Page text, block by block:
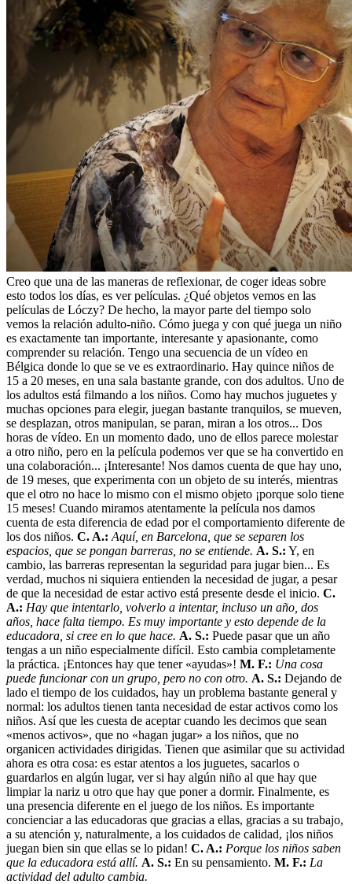
Creo que una de las maneras de reflexionar, de coger ideas sobre
esto todos los días, es ver películas. ¿Qué objetos vemos en las
películas de Lóczy? De hecho, la mayor parte del tiempo solo
vemos la relación adulto-niño. Cómo juega y con qué juega un niño
es exactamente tan importante, interesante y apasionante, como
comprender su relación. Tengo una secuencia de un vídeo en
Bélgica donde lo que se ve es extraordinario. Hay quince niños de
15 a 20 meses, en una sala bastante grande, con dos adultos. Uno de
los adultos está filmando a los niños. Como hay muchos juguetes y
muchas opciones para elegir, juegan bastante tranquilos, se mueven,
se desplazan, otros manipulan, se paran, miran a los otros... Dos
horas de vídeo. En un momento dado, uno de ellos parece molestar
a otro niño, pero en la película podemos ver que se ha convertido en
una colaboración... ¡Interesante! Nos damos cuenta de que hay uno,
de 19 meses, que experimenta con un objeto de su interés, mientras
que el otro no hace lo mismo con el mismo objeto ¡porque solo tiene
15 meses! Cuando miramos atentamente la película nos damos
cuenta de esta diferencia de edad por el comportamiento diferente de
los dos niños. C. A.: Aquí, en Barcelona, que se separen los
espacios, que se pongan barreras, no se entiende. A. S.: Y, en
cambio, las barreras representan la seguridad para jugar bien... Es
verdad, muchos ni siquiera entienden la necesidad de jugar, a pesar
de que la necesidad de estar activo está presente desde el inicio. C.
A.: Hay que intentarlo, volverlo a intentar, incluso un año, dos
años, hace falta tiempo. Es muy importante y esto depende de la
educadora, si cree en lo que hace. A. S.: Puede pasar que un año
tengas a un niño especialmente difícil. Esto cambia completamente
la práctica. ¡Entonces hay que tener «ayudas»! M. F.: Una cosa
puede funcionar con un grupo, pero no con otro. A. S.: Dejando de
lado el tiempo de los cuidados, hay un problema bastante general y
normal: los adultos tienen tanta necesidad de estar activos como los
niños. Así que les cuesta de aceptar cuando les decimos que sean
«menos activos», que no «hagan jugar» a los niños, que no
organicen actividades dirigidas. Tienen que asimilar que su actividad
ahora es otra cosa: es estar atentos a los juguetes, sacarlos o
guardarlos en algún lugar, ver si hay algún niño al que hay que
limpiar la nariz u otro que hay que poner a dormir. Finalmente, es
una presencia diferente en el juego de los niños. Es importante
concienciar a las educadoras que gracias a ellas, gracias a su trabajo,
a su atención y, naturalmente, a los cuidados de calidad, ¡los niños
juegan bien sin que ellas se lo pidan! C. A.: Porque los niños saben
que la educadora está allí. A. S.: En su pensamiento. M. F.: La
actividad del adulto cambia.